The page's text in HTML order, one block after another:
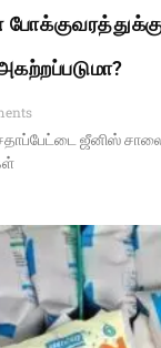
ஜீனிஸ் சாலை